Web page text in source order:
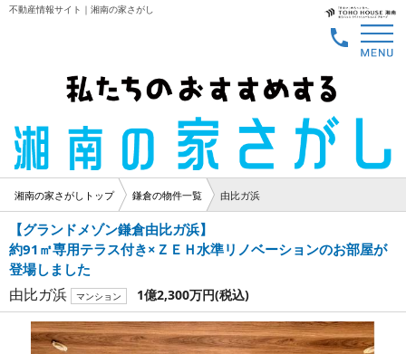
不動産情報サイト｜湘南の家さがし
湘南の家さがしトップ 鎌倉の物件一覧 由比ガ浜
【グランドメゾン鎌倉由比ガ浜】
約91㎡専用テラス付き×ＺＥＨ水準リノベーションのお部屋が
登場しました
由比ガ浜 マンション 1億2,300万円(税込)